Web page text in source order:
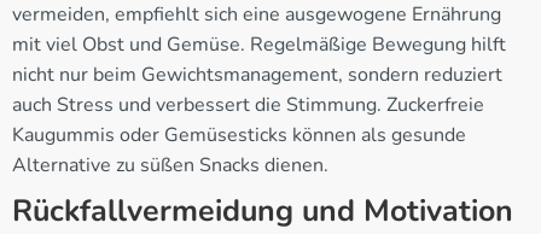
vermeiden, empfiehlt sich eine ausgewogene Ernährung
mit viel Obst und Gemüse. Regelmäßige Bewegung hilft
nicht nur beim Gewichtsmanagement, sondern reduziert
auch Stress und verbessert die Stimmung. Zuckerfreie
Kaugummis oder Gemüsesticks können als gesunde
Alternative zu süßen Snacks dienen.
Rückfallvermeidung und Motivation